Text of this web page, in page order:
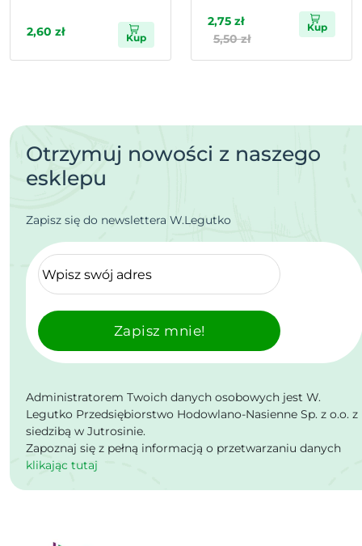
2,60 zł Kup
2,75 zł
5,50 zł
Kup
Otrzymuj nowości z naszego
esklepu
Zapisz się do newslettera W.Legutko
Zapisz mnie!
Administratorem Twoich danych osobowych jest W.
Legutko Przedsiębiorstwo Hodowlano-Nasienne Sp. z o.o. z
siedzibą w Jutrosinie.
Zapoznaj się z pełną informacją o przetwarzaniu danych
klikając tutaj